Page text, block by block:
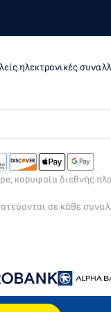
ηλεκτρονικές
κορυφαία διεθνής
σε κάθε